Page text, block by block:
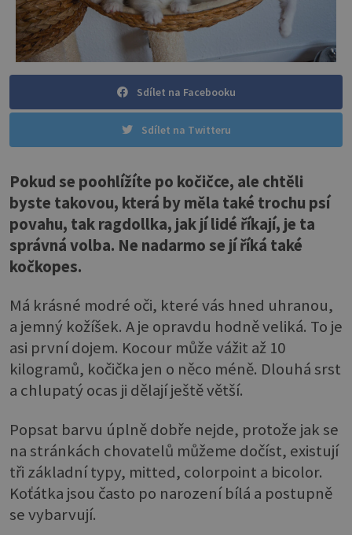
Sdílet na Facebooku
Sdílet na Twitteru
Pokud se poohlížíte po kočičce, ale chtěli
byste takovou, která by měla také trochu psí
povahu, tak ragdollka, jak jí lidé říkají, je ta
správná volba. Ne nadarmo se jí říká také
kočkopes.
Má krásné modré oči, které vás hned uhranou,
a jemný kožíšek. A je opravdu hodně veliká. To je
asi první dojem. Kocour může vážit až 10
kilogramů, kočička jen o něco méně. Dlouhá srst
a chlupatý ocas ji dělají ještě větší.
Popsat barvu úplně dobře nejde, protože jak se
na stránkách chovatelů můžeme dočíst, existují
tři základní typy, mitted, colorpoint a bicolor.
Koťátka jsou často po narození bílá a postupně
se vybarvují.